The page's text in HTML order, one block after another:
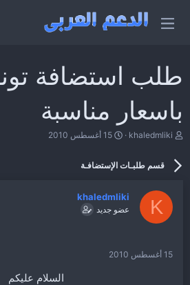
طلب استضافة
باسعار مناسبة
ب
م
و
ض
khaledmliki
ت
ي
ل
ب
15 أغسطس 2010
قسم طلبـات الإستضافـة
K
khaledmliki
عضو جديد
15 أغسطس 2010
السلام عليكم